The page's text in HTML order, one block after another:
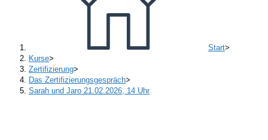
Start>
Kurse>
Zertifizierung>
Das Zertifizierungsgespräch>
Sarah und Jaro 21.02.2026, 14 Uhr